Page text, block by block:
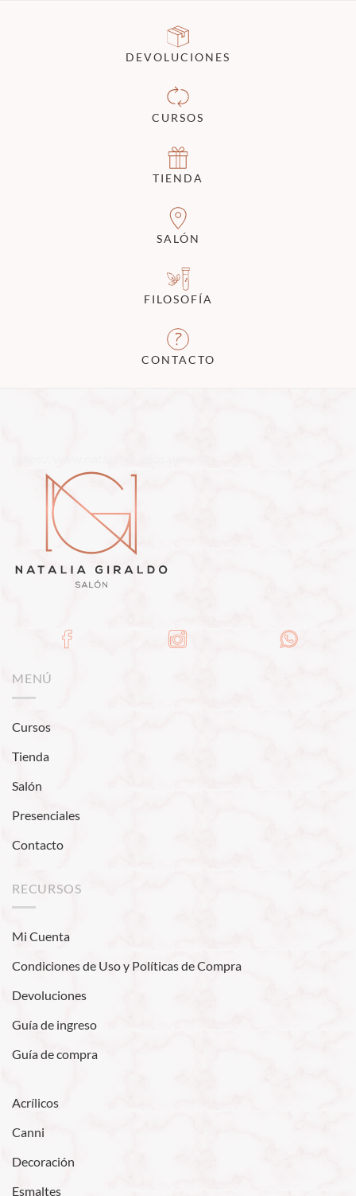
DEVOLUCIONES
CURSOS
TIENDA
SALÓN
FILOSOFÍA
CONTACTO
MENÚ
Cursos
Tienda
Salón
Presenciales
Contacto
RECURSOS
Mi Cuenta
Condiciones de Uso y Políticas de Compra
Devoluciones
Guía de ingreso
Guía de compra
Acrílicos
Canni
Decoración
Esmaltes